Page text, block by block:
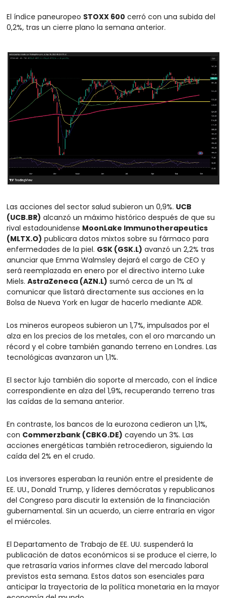
El índice paneuropeo STOXX 600 cerró con una subida del
0,2%, tras un cierre plano la semana anterior.
Las acciones del sector salud subieron un 0,9%. UCB
(UCB.BR) alcanzó un máximo histórico después de que su
rival estadounidense MoonLake Immunotherapeutics
(MLTX.O) publicara datos mixtos sobre su fármaco para
enfermedades de la piel. GSK (GSK.L) avanzó un 2,2% tras
anunciar que Emma Walmsley dejará el cargo de CEO y
será reemplazada en enero por el directivo interno Luke
Miels. AstraZeneca (AZN.L) sumó cerca de un 1% al
comunicar que listará directamente sus acciones en la
Bolsa de Nueva York en lugar de hacerlo mediante ADR.
Los mineros europeos subieron un 1,7%, impulsados por el
alza en los precios de los metales, con el oro marcando un
récord y el cobre también ganando terreno en Londres. Las
tecnológicas avanzaron un 1,1%.
El sector lujo también dio soporte al mercado, con el índice
correspondiente en alza del 1,9%, recuperando terreno tras
las caídas de la semana anterior.
En contraste, los bancos de la eurozona cedieron un 1,1%,
con Commerzbank (CBKG.DE) cayendo un 3%. Las
acciones energéticas también retrocedieron, siguiendo la
caída del 2% en el crudo.
Los inversores esperaban la reunión entre el presidente de
EE. UU., Donald Trump, y líderes demócratas y republicanos
del Congreso para discutir la extensión de la financiación
gubernamental. Sin un acuerdo, un cierre entraría en vigor
el miércoles.
El Departamento de Trabajo de EE. UU. suspenderá la
publicación de datos económicos si se produce el cierre, lo
que retrasaría varios informes clave del mercado laboral
previstos esta semana. Estos datos son esenciales para
anticipar la trayectoria de la política monetaria en la mayor